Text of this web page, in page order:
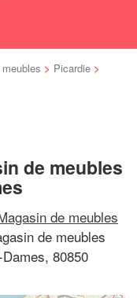
> Picardie >
de meubles
de meubles
de meubles
80850